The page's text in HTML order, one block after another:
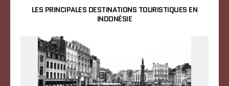
LES PRINCIPALES DESTINATIONS TOURISTIQUES EN
INDONÉSIE